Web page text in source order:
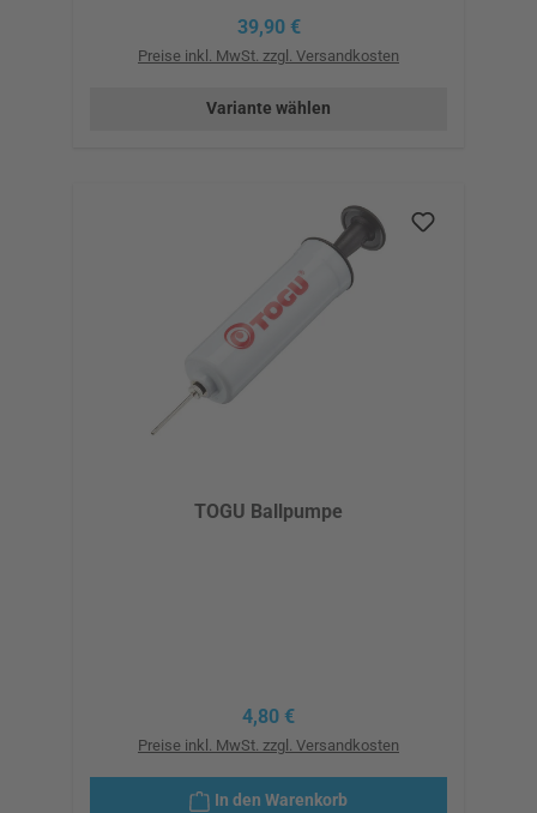
Regulärer Preis:
39,90 €
Preise inkl. MwSt. zzgl. Versandkosten
Variante wählen
TOGU Ballpumpe
Regulärer Preis:
4,80 €
Preise inkl. MwSt. zzgl. Versandkosten
In den Warenkorb